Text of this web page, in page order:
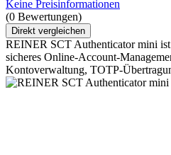
Keine Preisinformationen
(0 Bewertungen)
Direkt vergleichen
REINER SCT Authenticator mini
sicheres Online-Account-
Kontoverwaltung, TOTP-